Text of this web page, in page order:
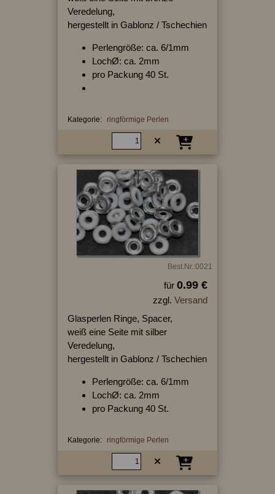
Veredelung,
hergestellt in Gablonz / Tschechien
Perlengröße: ca. 6/1mm
LochØ: ca. 2mm
pro Packung 40 St.
Kategorie: ringförmige Perlen
Best.Nr.:0021
für 0.99 €
zzgl. Versand
Glasperlen Ringe, Spacer,
weiß eine Seite mit silber
Veredelung,
hergestellt in Gablonz / Tschechien
Perlengröße: ca. 6/1mm
LochØ: ca. 2mm
pro Packung 40 St.
Kategorie: ringförmige Perlen